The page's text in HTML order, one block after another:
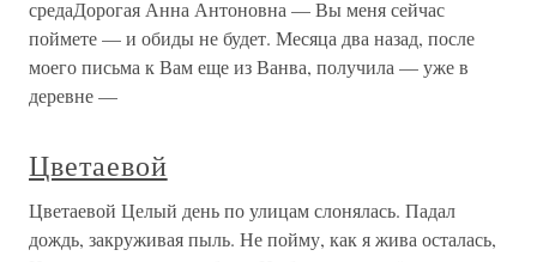
средаДорогая Анна Антоновна — Вы меня сейчас
поймете — и обиды не будет. Месяца два назад, после
моего письма к Вам еще из Ванва, получила — уже в
деревне —
Цветаевой
Цветаевой Целый день по улицам слонялась. Падал
дождь, закруживая пыль. Не пойму, как я жива осталась,